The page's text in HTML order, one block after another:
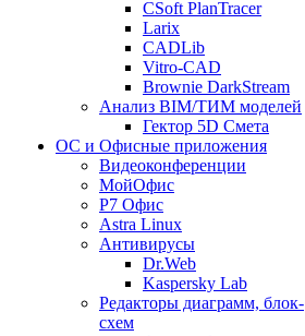
CSoft PlanTracer
Larix
CADLib
Vitro-CAD
Brownie DarkStream
Анализ BIM/ТИМ моделей
Гектор 5D Смета
ОС и Офисные приложения
Видеоконференции
МойОфис
P7 Офис
Astra Linux
Антивирусы
Dr.Web
Kaspersky Lab
Редакторы диаграмм, блок-
схем